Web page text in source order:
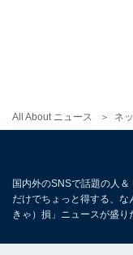
All About ニュース ネ
国内外のSNSで話題の人
だけでちょっと得する、
きゃ）損」ニュースが盛り